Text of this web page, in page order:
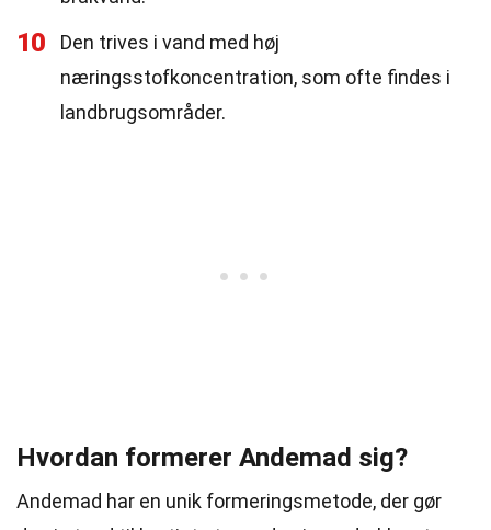
10
Den trives i vand med høj
næringsstofkoncentration, som ofte findes i
landbrugsområder.
Hvordan formerer Andemad sig?
Andemad har en unik formeringsmetode, der gør